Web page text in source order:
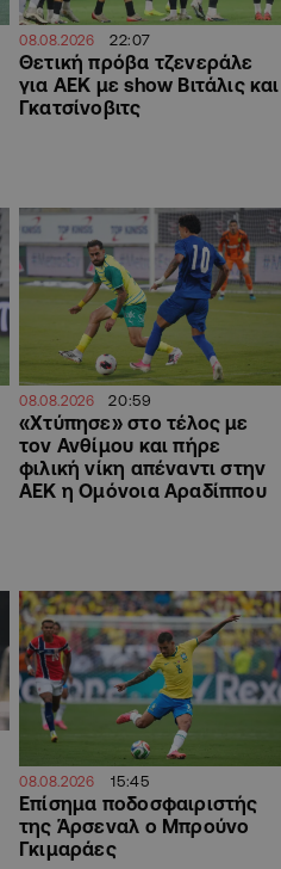
08.08.2026 22:07
Θετική πρόβα τζενεράλε
για ΑΕΚ με show Βιτάλις και
Γκατσίνοβιτς
08.08.2026 20:59
«Χτύπησε» στο τέλος με
τον Ανθίμου και πήρε
φιλική νίκη απέναντι στην
ΑΕΚ η Ομόνοια Αραδίππου
08.08.2026 15:45
Επίσημα ποδοσφαιριστής
της Άρσεναλ ο Μπρούνο
Γκιμαράες